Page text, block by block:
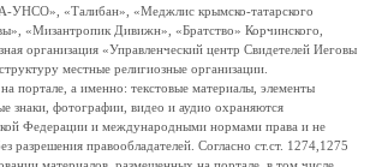
УНСО», «Талибан», «Меджлис крымско-татарского
«Мизантропик Дивижн», «Братство» Корчинского,
организация «Управленческий центр Свидетелей Иеговы
местные религиозные организации.
портале, а именно: текстовые материалы, элементы
знаки, фотографии, видео и аудио охраняются
Федерации и международными нормами права и не
разрешения правообладателей. Согласно ст.ст. 1274,1275